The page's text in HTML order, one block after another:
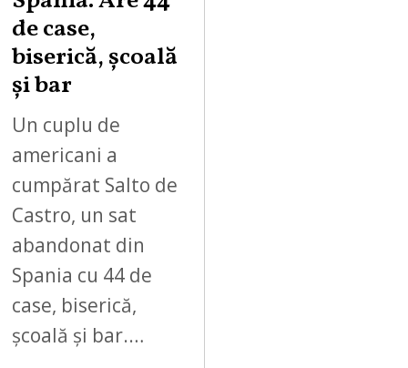
de case,
biserică, școală
și bar
Un cuplu de
americani a
cumpărat Salto de
Castro, un sat
abandonat din
Spania cu 44 de
case, biserică,
școală și bar.…